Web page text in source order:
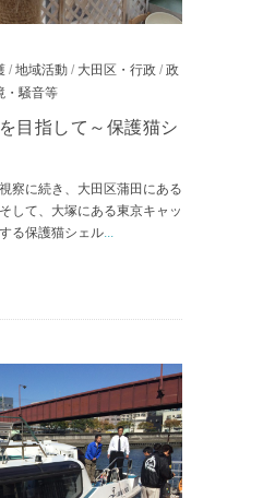
/ 地域活動 / 大田区・行政 / 政
・騒音等
目指して～保護猫シ
察に続き、大田区蒲田にある
して、大塚にある東京キャッ
る保護猫シェル